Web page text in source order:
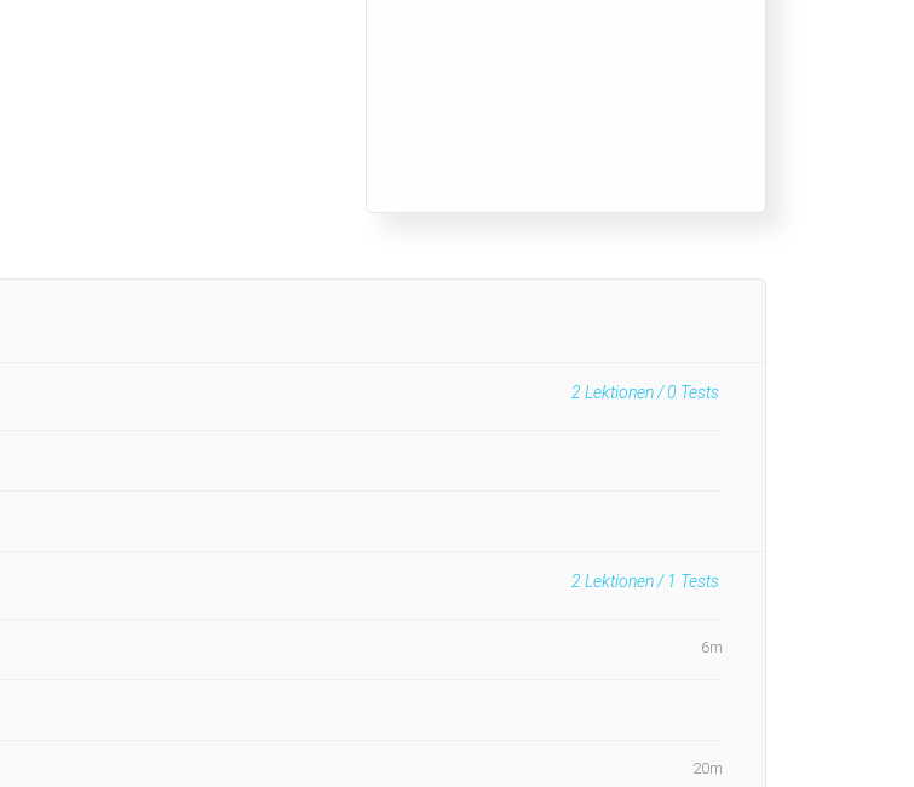
2 Lektionen /0 Tests
2 Lektionen / 1 Tests
6m
20m